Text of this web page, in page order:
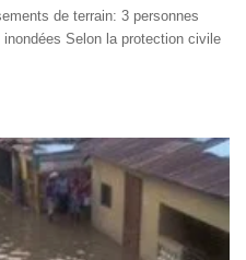
de terrain: 3 personnes
Selon la protection civile